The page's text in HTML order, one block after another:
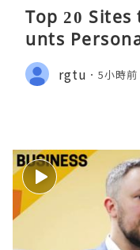
Top 20
unts
rgtu 5小時前